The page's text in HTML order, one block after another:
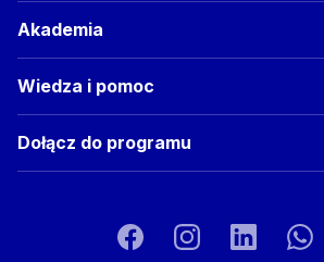
Akademia
Wiedza i pomoc
Dołącz do programu